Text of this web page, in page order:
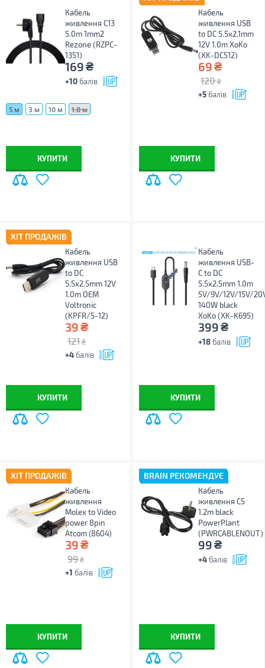
Кабель
живлення C13
5.0m 1mm2
Rezone (RZPC-
1351)
169₴
+10 балів
5 м 3 м 10 м 1.8 м
КУПИТИ
Кабель
живлення USB
to DC 5.5x2.1mm
12V 1.0m XoKo
(XK-DC512)
69₴
120 ₴
+5 балів
КУПИТИ
ХІТ ПРОДАЖІВ
Кабель
живлення USB
to DC
5.5x2.5mm 12V
1.0m OEM
Voltronic
(KPFR/5-12)
39₴
121 ₴
+4 балів
КУПИТИ
Кабель
живлення USB-
C to DC
5.5x2.5mm 1.0m
5V/9V/12V/15V/
140W black
XoKo (XK-K695)
399₴
+18 балів
КУПИТИ
ХІТ ПРОДАЖІВ
Кабель
живлення
Molex to Video
power 8pin
Atcom (8604)
39₴
99 ₴
+1 балів
КУПИТИ
BRAIN РЕКОМЕНДУЄ
Кабель
живлення C5
1.2m black
PowerPlant
(PWRCABLENOUT)
99₴
+4 балів
КУПИТИ